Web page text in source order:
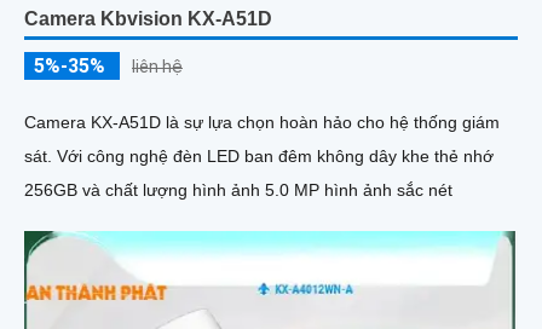
Camera Kbvision KX-A51D
5%-35% liên hệ
Camera KX-A51D là sự lựa chọn hoàn hảo cho hệ thống giám
sát. Với công nghệ đèn LED ban đêm không dây khe thẻ nhớ
256GB và chất lượng hình ảnh 5.0 MP hình ảnh sắc nét